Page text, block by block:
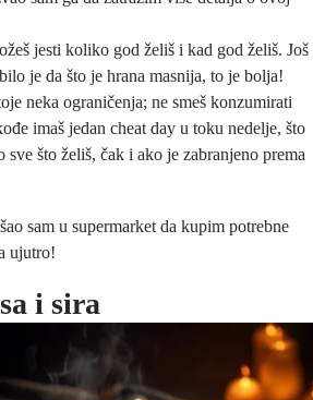
jesti koliko god želiš i kad god želiš. Još
je da što je hrana masnija, to je bolja!
neka ograničenja; ne smeš konzumirati
imaš jedan cheat day u toku nedelje, što
što želiš, čak i ako je zabranjeno prema
sam u supermarket da kupim potrebne
ujutro!
i sira